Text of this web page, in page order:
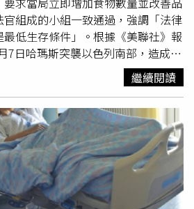
組成的小組一致通過，強調「法律
低生存條件」。根據《美聯社》報
7日哈瑪斯突襲以色列南部，造成
大幅擴大拘押行動，在加薩
（West Bank）羈押了數以千計的巴
經起訴便遭關押數月，後續釋放
境惡劣，包括擁擠、食物不足、缺乏
體以色列民權協會（ACRI）與吉沙
起訴訟，指控政府「系統性」削減
裁定，當局須確保巴勒斯坦囚犯每天
在水準」。判決內容直言「我們不該
。」法院更以2比1的意外票數，進
繼續閱讀